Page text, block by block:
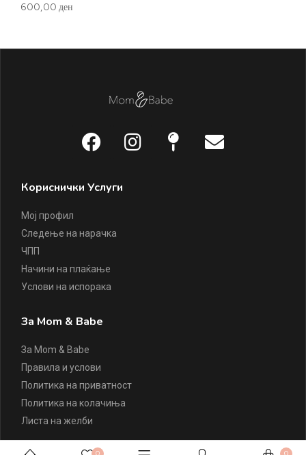
600,00 ден
Кориснички Услуги
Мој профил
Следење на нарачка
ЧПП
Начини на плаќање
Услови на испорака
За Mom & Babe
За Mom & Babe
Правила и услови
Политика на приватност
Политика на колачиња
Листа на желби